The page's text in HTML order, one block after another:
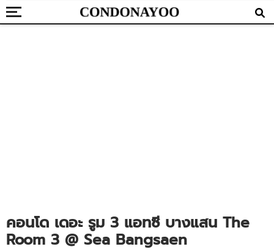
คอนโด เดอะ รูม 3 แอทซี บางแสน The
Room 3 @ Sea Bangsaen